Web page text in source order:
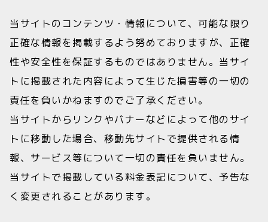
当サイトのコンテンツ・情報について、可能な限り
正確な情報を掲載するよう努めておりますが、正確
性や安全性を保証するものではありません。当サイ
トに掲載された内容によって生じた損害等の一切の
責任を負いかねますのでご了承ください。
当サイトからリンクやバナーなどによって他のサイ
トに移動した場合、移動先サイトで提供される情
報、サービス等について一切の責任を負いません。
当サイトで掲載している料金表記について、予告な
く変更されることがあります。